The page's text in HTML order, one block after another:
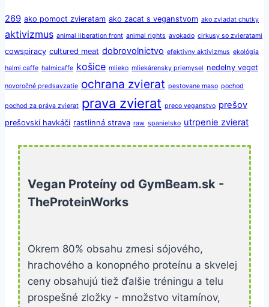
269 ako pomoct zvieratam ako zacat s veganstvom ako zvladat chutky
aktivizmus animal liberation front animal rights avokado cirkusy so zvieratami
cowspiracy cultured meat dobrovolnictvo efektivny aktivizmus ekológia
halmi caffe halmicaffe košice mlieko mliekárensky priemysel nedelny veget
novoročné predsavzatie ochrana zvierat pestovane maso pochod
pochod za práva zvierat prava zvierat preco veganstvo prešov
prešovskí havkáči rastlinná strava raw spanielsko utrpenie zvierat
veganstvo zdravá
strava zdravá výživa zooz
Vegan Proteíny od GymBeam.sk -
TheProteinWorks
Okrem 80% obsahu zmesi sójového,
hrachového a konopného proteínu a skvelej
ceny obsahujú tiež ďalšie tréningu a telu
prospešné zložky - množstvo vitamínov,